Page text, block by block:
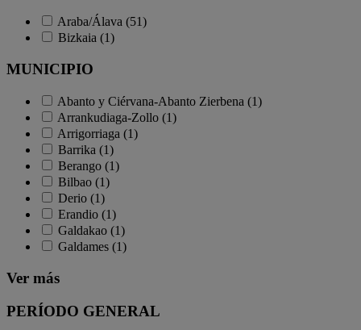
Araba/Álava (51)
Bizkaia (1)
MUNICIPIO
Abanto y Ciérvana-Abanto Zierbena (1)
Arrankudiaga-Zollo (1)
Arrigorriaga (1)
Barrika (1)
Berango (1)
Bilbao (1)
Derio (1)
Erandio (1)
Galdakao (1)
Galdames (1)
Ver más
PERÍODO GENERAL